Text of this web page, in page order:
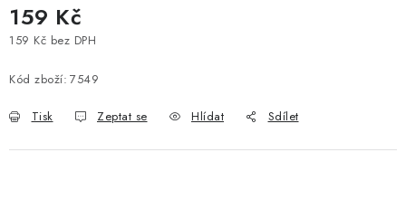
159 Kč
159 Kč bez DPH
Kód zboží: 7549
Tisk Zeptat se Hlídat Sdílet